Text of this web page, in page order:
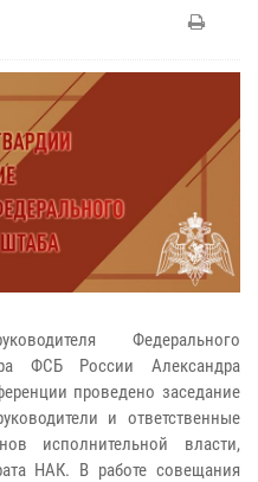
Федерального
ФСБ России Александра
проведено заседание
и ответственные
исполнительной власти,
НАК. В работе совещания